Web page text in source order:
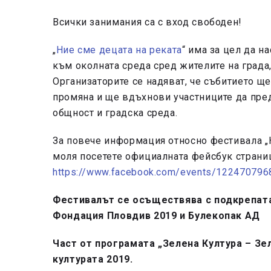
Всички занимания са с вход свободен!
„ Ние сме децата на реката“ има за цел да
към околната среда сред жителите на
Организаторите се надяват, че събитието
промяна и ще вдъхнови участниците да
общност и градска среда.
За повече информация относно фестивала
моля посетете официалната фейсбук
https://www.facebook.com/events/
Фестивалът се осъществява с
Фондация Пловдив 2019 и Булекопак АД
Част от програмата „Зелена Култура –
културата 2019.